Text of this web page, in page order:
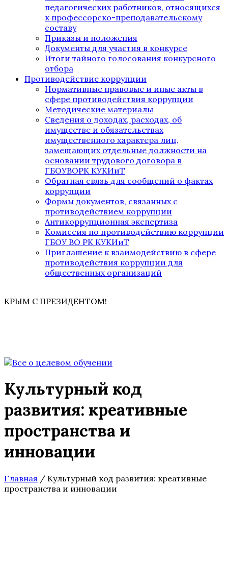
педагогических работников, относящихся
к профессорско-преподавательскому
составу
Приказы и положения
Документы для участия в конкурсе
Итоги тайного голосования конкурсного
отбора
Противодействие коррупции
Нормативные правовые и иные акты в
сфере противодействия коррупции
Методические материалы
Сведения о доходах, расходах, об
имуществе и обязательствах
имущественного характера лиц,
замещающих отдельные должности на
основании трудового договора в
ГБОУВОРК КУКИиТ
Обратная связь для сообщений о фактах
коррупции
Формы документов, связанных с
противодействием коррупции
Антикоррупционная экспертиза
Комиссия по противодействию коррупции
ГБОУ ВО РК КУКИиТ
Приглашение к взаимодействию в сфере
противодействия коррупции для
общественных организаций
КРЫМ С ПРЕЗИДЕНТОМ!
Культурный код
развития: креативные
пространства и
инновации
Главная / Культурный код развития: креативные
пространства и инновации